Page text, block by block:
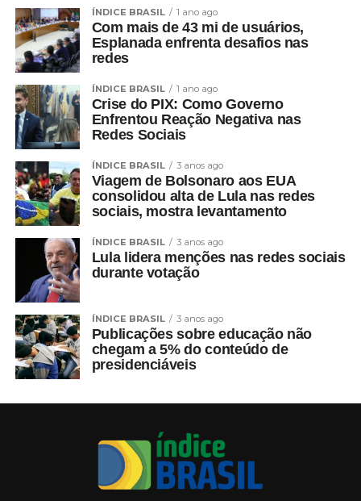
ÍNDICE BRASIL 1 ano ago
Com mais de 43 mi de usuários,
Esplanada enfrenta desafios nas
redes
ÍNDICE BRASIL 1 ano ago
Crise do PIX: Como Governo
Enfrentou Reação Negativa nas
Redes Sociais
ÍNDICE BRASIL 3 anos ago
Viagem de Bolsonaro aos EUA
consolidou alta de Lula nas redes
sociais, mostra levantamento
ÍNDICE BRASIL 3 anos ago
Lula lidera menções nas redes sociais
durante votação
ÍNDICE BRASIL 3 anos ago
Publicações sobre educação não
chegam a 5% do conteúdo de
presidenciáveis